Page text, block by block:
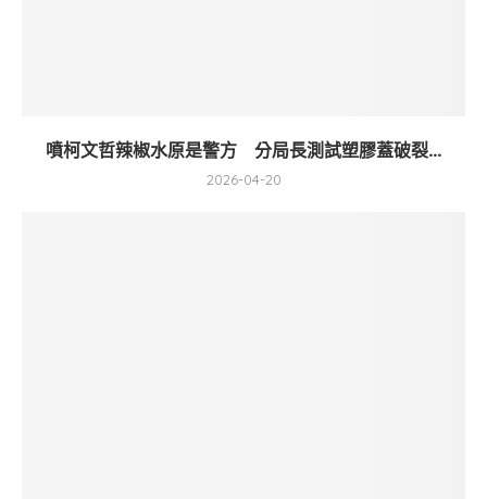
噴柯文哲辣椒水原是警方 分局長測試塑膠蓋破裂...
2026-04-20